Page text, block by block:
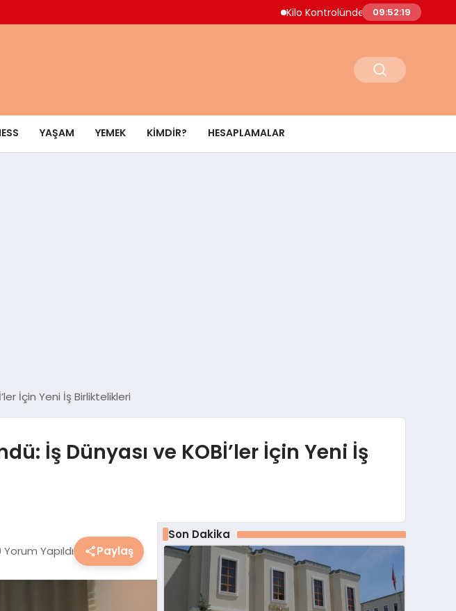
Kilo Kontrolünde Yeni Yaklaşım Uzmanlar
09:52:20
YAŞAM YEMEK KIMDIR? HESAPLAMALAR
İçin Yeni İş Birliktelikleri
İş Dünyası ve KOBİ’ler İçin Yeni İş
Yorum Yapıldı Paylaş
Son Dakika